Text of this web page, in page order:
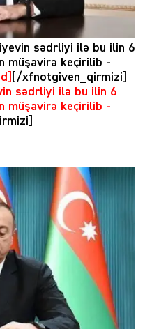
sədrliyi ilə bu ilin 6
müşavirə keçirilib -
[/xfnotgiven_qirmizi]
sədrliyi ilə bu ilin 6
müşavirə keçirilib -